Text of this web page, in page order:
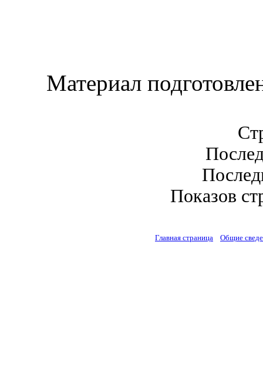
Материал
Показов
Главная страница Общие